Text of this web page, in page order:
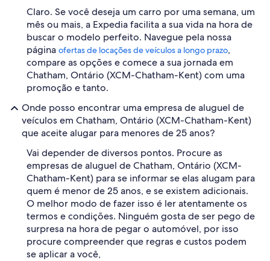
Claro. Se você deseja um carro por uma semana, um
mês ou mais, a Expedia facilita a sua vida na hora de
buscar o modelo perfeito. Navegue pela nossa
página ofertas de locações de veículos a longo prazo,
compare as opções e comece a sua jornada em
Chatham, Ontário (XCM-Chatham-Kent) com uma
promoção e tanto.
Onde posso encontrar uma empresa de aluguel de
veículos em Chatham, Ontário (XCM-Chatham-Kent)
que aceite alugar para menores de 25 anos?
Vai depender de diversos pontos. Procure as
empresas de aluguel de Chatham, Ontário (XCM-
Chatham-Kent) para se informar se elas alugam para
quem é menor de 25 anos, e se existem adicionais.
O melhor modo de fazer isso é ler atentamente os
termos e condições. Ninguém gosta de ser pego de
surpresa na hora de pegar o automóvel, por isso
procure compreender que regras e custos podem
se aplicar a você,